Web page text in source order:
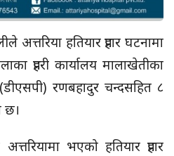
अत्तरिया हतियार प्रहार घटनामा
प्रहरी कार्यालय मालाखेतीका
(डीएसपी) रणबहादुर चन्दसहित ८
छ।
भएको हतियार प्रहार